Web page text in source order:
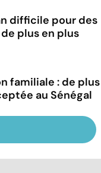
difficile pour des
plus en plus
familiale : de plus
au Sénégal